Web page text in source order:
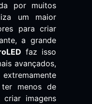
por muitos
um maior
para criar
a grande
faz isso
avançados,
menos de
criar imagens